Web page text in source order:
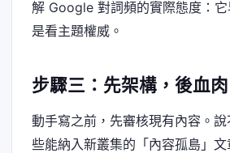
解 Google 對詞頻的實際態度：
是看主題權威。
步驟三：先架構，後血肉
動手寫之前，先審核現有內容。
些能納入新叢集的「內容孤島」文